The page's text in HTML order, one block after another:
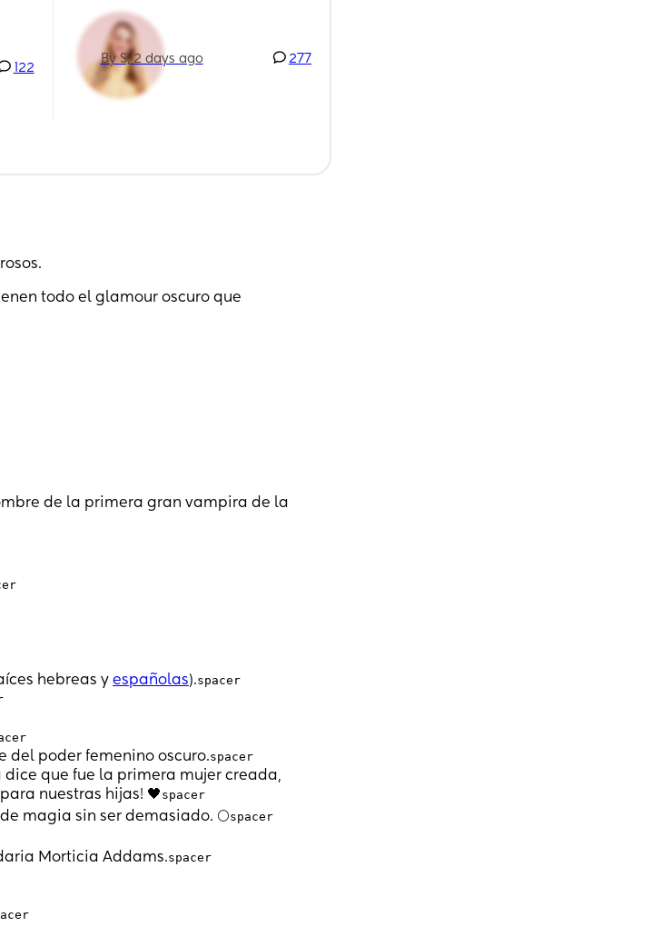
122
By S, 2 days ago 277
todo el glamour oscuro que
de la primera gran vampira de la
hebreas y españolas).spacer
del poder femenino oscuro.spacer
dice que fue la primera mujer creada,
nuestras hijas! 🖤 spacer
magia sin ser demasiado. 🌕spacer
Morticia Addams.spacer